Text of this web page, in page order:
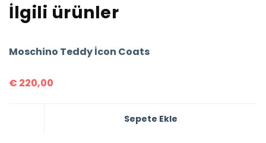
İlgili ürünler
Moschino Teddy İcon Coats
€ 220,00
Sepete Ekle